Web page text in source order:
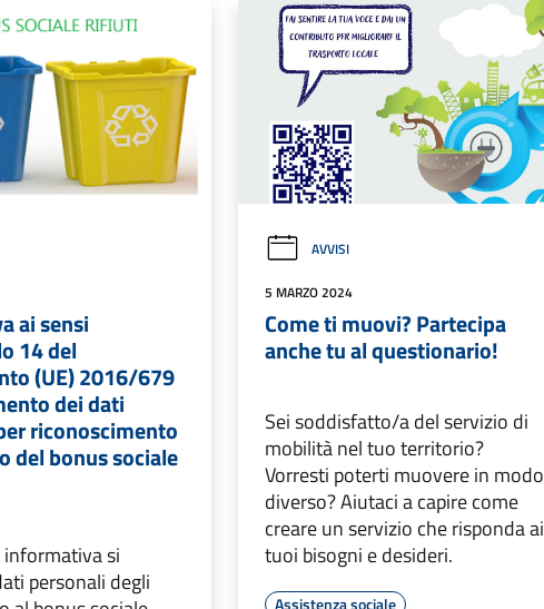
ai sensi
14 del
(UE) 2016/679
dei dati
riconoscimento
del bonus sociale
informativa si
personali degli
AVVISI
5 MARZO 2024
Come ti muovi? Partecipa
anche tu al questionario!
Sei soddisfatto/a del servizio di
mobilità nel tuo territorio?
Vorresti poterti muovere in modo
diverso? Aiutaci a capire come
creare un servizio che risponda ai
tuoi bisogni e desideri.